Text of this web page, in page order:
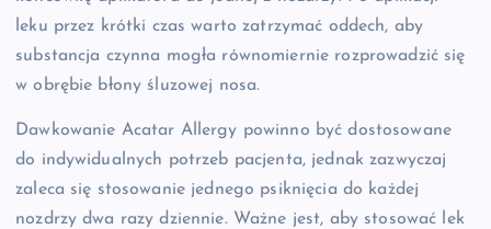
leku przez krótki czas warto zatrzymać oddech, aby
substancja czynna mogła równomiernie rozprowadzić się
w obrębie błony śluzowej nosa.
Dawkowanie Acatar Allergy powinno być dostosowane
do indywidualnych potrzeb pacjenta, jednak zazwyczaj
zaleca się stosowanie jednego psiknięcia do każdej
nozdrzy dwa razy dziennie. Ważne jest, aby stosować lek